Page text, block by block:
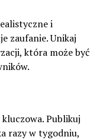
i
zaufanie. Unikaj
która może być
Publikuj
razy w tygodniu,